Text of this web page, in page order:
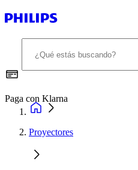
Paga con Klarna
Proyectores